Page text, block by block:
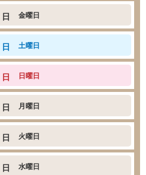
日 金曜日
日 土曜日
日 日曜日
日 月曜日
日 火曜日
日 水曜日